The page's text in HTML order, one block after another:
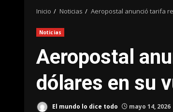
Inicio Noticias Aeropostal anunció tarifa
Noticias
Aeropostal
dólares en su
El mundo lo dice todo mayo 14, 2026